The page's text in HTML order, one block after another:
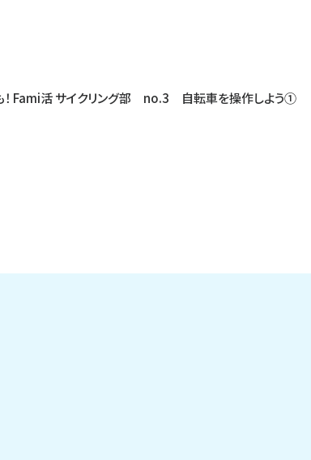
！ Fami活 サイクリング部 no.3 自転車を操作しよう①